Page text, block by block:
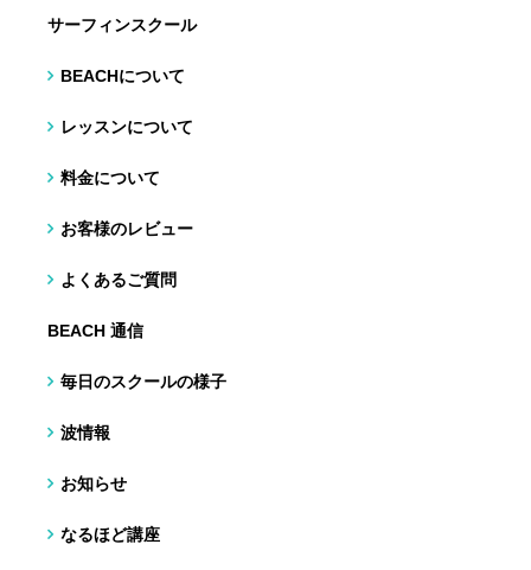
サーフィンスクール
BEACHについて
レッスンについて
料金について
お客様のレビュー
よくあるご質問
BEACH 通信
毎日のスクールの様子
波情報
お知らせ
なるほど講座